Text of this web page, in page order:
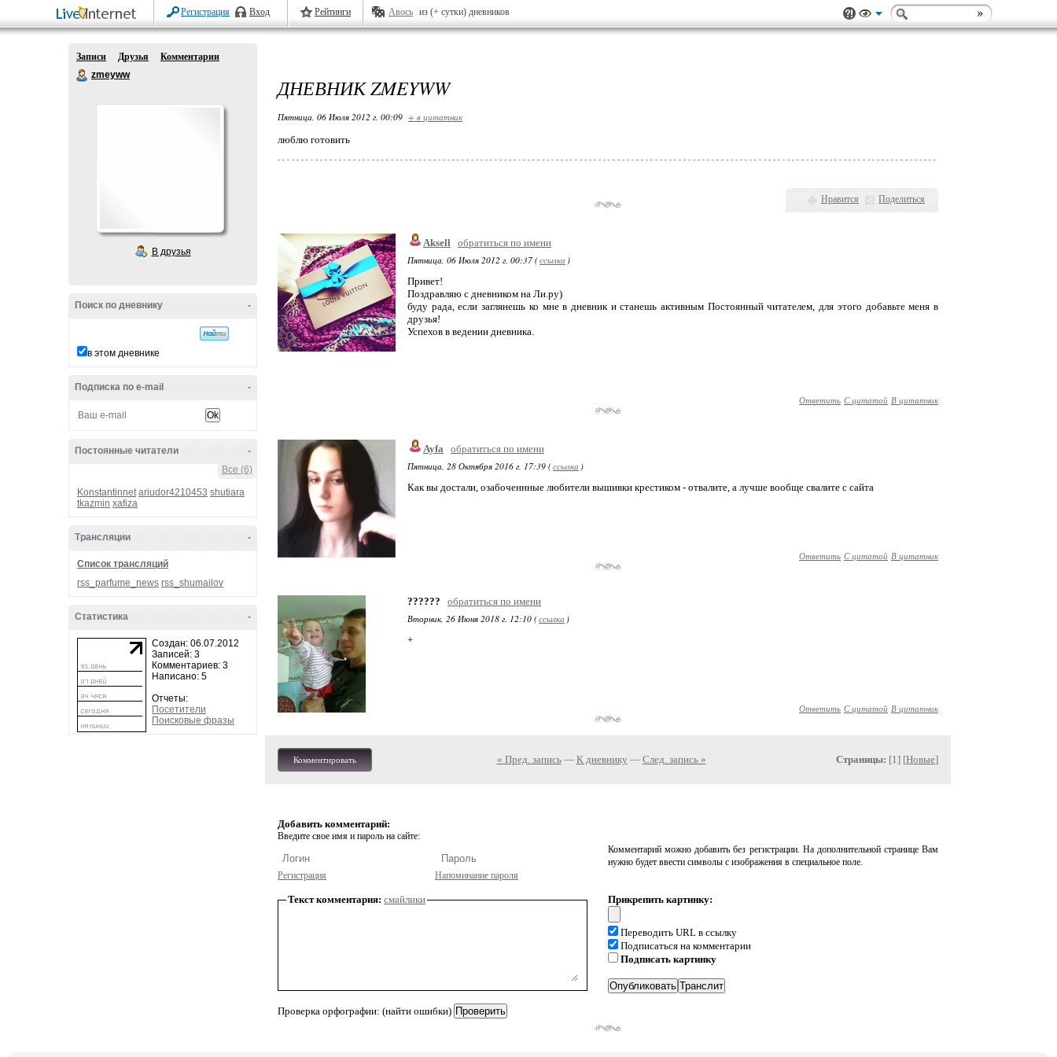
Регистрация Вход Рейтинги Авось из (+ сутки) дневников
Записи Друзья
Комментарии
zmeyww
В друзья
-
Поиск по дневнику
в этом дневнике
-
Подписка по e-mail
-
Постоянные читатели
Все (6)
Konstantinnet ariudor4210453 shutiara
tkazmin xafiza
-
Трансляции
Список трансляций
rss_parfume_news rss_shumailov
-
Статистика
Создан: 06.07.2012
Записей: 3
Комментариев: 3
Написано: 5
Отчеты:
Посетители
Поисковые фразы
ДНЕВНИК ZMEYWW
Пятница, 06 Июля 2012 г. 00:09 + в цитатник
люблю готовить
Нравится Поделиться
Aksell обратиться по имени
Пятница, 06 Июля 2012 г. 00:37 (ссылка )
Привет!
Поздравляю с дневником на Ли.ру)
буду рада, если заглянешь ко мне в дневник и станешь активным Постоянный читателем, для этого добавьте меня в
друзья!
Успехов в ведении дневника.
Ответить С цитатой В цитатник
Ayfa
обратиться по имени
Пятница, 28 Октября 2016 г. 17:39 (ссылка )
Как вы достали, озабоченнные любители вышивки крестиком - отвалите, а лучше вообще свалите с сайта
Ответить С цитатой В цитатник
??????
обратиться по имени
Вторник, 26 Июня 2018 г. 12:10 (ссылка )
+
Ответить С цитатой В цитатник
Комментировать « Пред. запись— К дневнику — След. запись » Страницы: [1] [Новые]
Добавить комментарий:
Введите свое имя и пароль на сайте:
Регистрация Напоминание пароля
Комментарий можно добавить без регистрации. На дополнительной странице Вам
нужно будет ввести символы с изображения в специальное поле.
Текст комментария: смайлики
Проверка орфографии: (найти ошибки)
Прикрепить картинку:
Переводить URL в ссылку
Подписаться на комментарии
Подписать картинку